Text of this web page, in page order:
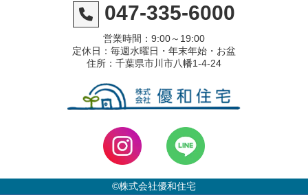
047-335-6000
営業時間：9:00～19:00
定休日：毎週水曜日・年末年始・お盆
住所：千葉県市川市八幡1-4-24
©株式会社優和住宅